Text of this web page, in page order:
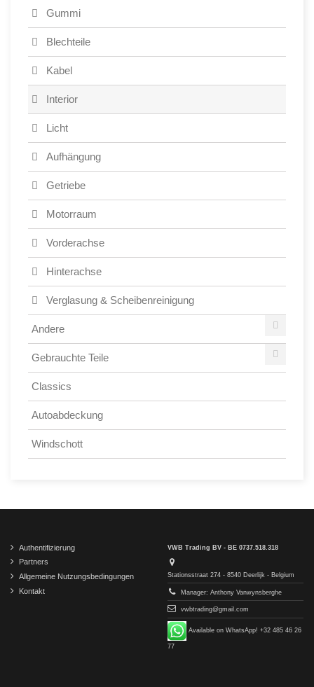
Gummi
Blechteile
Kabel
Interior
Licht
Aufhängung
Getriebe
Motorraum
Vorderachse
Hinterachse
Verglasung & Scheibenreinigung
Andere
Gebrauchte Teile
Classics
Autoabdeckung
Windschott
Authentifizierung
Partners
Allgemeine Nutzungsbedingungen
Kontakt
VWB Trading BV - BE 0737.518.318
Stationsstraat 274 - 8540 Deerlijk - Belgium
Manager: Anthony Vanwynsberghe
vwbtrading@gmail.com
Available on WhatsApp! +32 485 46 26
77